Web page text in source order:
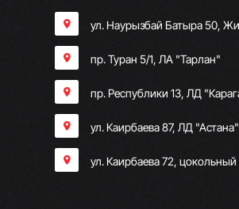
ул. Наурызбай Батыра 50,
пр. Туран 5/1, ЛА "Тарлан"
пр. Республики 13, ​ЛД
ул. Каирбаева 87, ЛД "Астана"
ул. Каирбаева 72, цокольный